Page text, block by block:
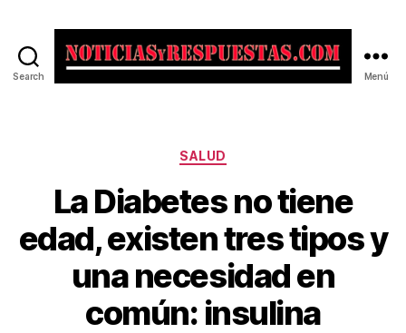
Search Menú
Categorías
SALUD
La Diabetes no tiene
edad, existen tres tipos y
una necesidad en
común: insulina